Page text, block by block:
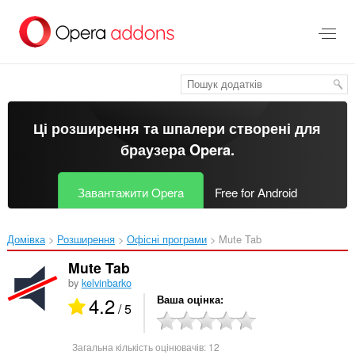
основного
Ці розширення та шпалери створені для
браузера Opera.
Завантажити Opera Free for Android
Домівка Розширення Офісні програми Mute Tab‎
Mute Tab
by kelvinbarko
4.2/ 5 Ваша оцінка
Загальна кількість оцінювачів: 12